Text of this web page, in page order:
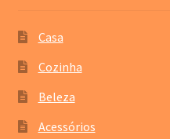
Casa
Cozinha
Beleza
Acessórios